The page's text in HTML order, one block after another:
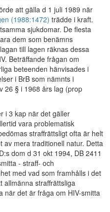
att gälla d 1 juli 1989 när
(1988:1472) trädde i kraft.
sjukdomar. De flesta
dem som benämns
till lagen räknas dessa
Beträffande frågan om
beteenden hänvisades i
i BrB som nämnts i
26 § i 1968 års lag (prop
i 3 kap när det gäller
vara problematisk
straffrättsligt ofta är helt
av mera traditionell natur. Detta
dom d 31 okt 1994, DB 2411
- straff- och
med vad som framhålls i det
allmänna straffrättsliga
när det är fråga om HIV-smitta